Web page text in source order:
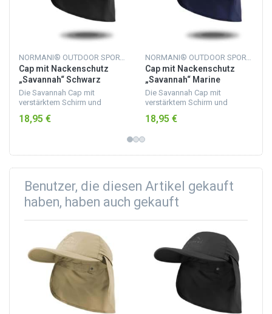
NORMANI® OUTDOOR SPORTS
Cap mit Nackenschutz
„Savannah“ Schwarz
Die Savannah Cap mit
verstärktem Schirm und
schützt Augen, Kopf und
18,95 €
NORMANI® OUTDOOR SPORTS
Cap mit Nackenschutz
„Savannah“ Marine
Die Savannah Cap mit
verstärktem Schirm und
schützt Augen, Kopf und
18,95 €
Benutzer, die diesen Artikel gekauft
haben, haben auch gekauft